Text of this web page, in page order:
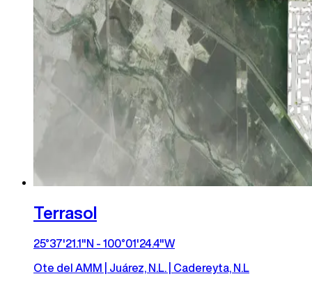
Terrasol
25°37'21.1"N - 100°01'24.4"W
Ote del AMM | Juárez, N.L. | Cadereyta, N.L